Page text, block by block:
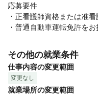
応募要件
・正看護師資格または准
・普通自動車運転免許を
その他の就業条件
仕事内容の変更範囲
変更なし
就業場所の変更範囲